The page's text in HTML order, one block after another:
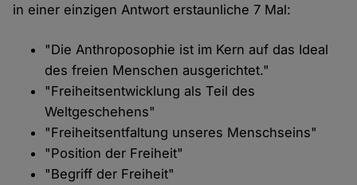
in einer einzigen Antwort erstaunliche 7 Mal:
"Die Anthroposophie ist im Kern auf das Ideal
des freien Menschen ausgerichtet."
"Freiheitsentwicklung als Teil des
Weltgeschehens"
"Freiheitsentfaltung unseres Menschseins"
"Position der Freiheit"
"Begriff der Freiheit"